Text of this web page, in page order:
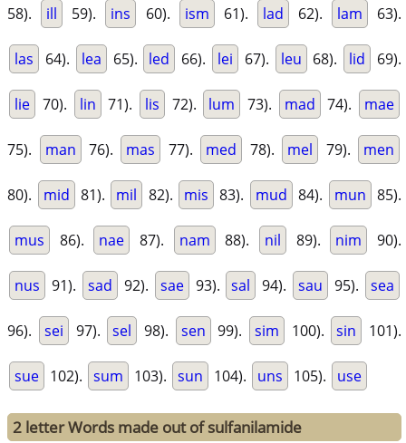
58). ill 59). ins 60). ism 61). lad 62). lam 63).
las 64). lea 65). led 66). lei 67). leu 68). lid 69).
lie 70). lin 71). lis 72). lum 73). mad 74). mae
75). man 76). mas 77). med 78). mel 79). men
80). mid 81). mil 82). mis 83). mud 84). mun 85).
mus 86). nae 87). nam 88). nil 89). nim 90).
nus 91). sad 92). sae 93). sal 94). sau 95). sea
96). sei 97). sel 98). sen 99). sim 100). sin 101).
sue 102). sum 103). sun 104). uns 105). use
2 letter Words made out of sulfanilamide